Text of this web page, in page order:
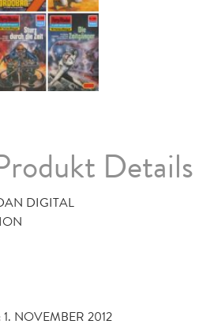
Details
DIGITAL
1. NOVEMBER 2012